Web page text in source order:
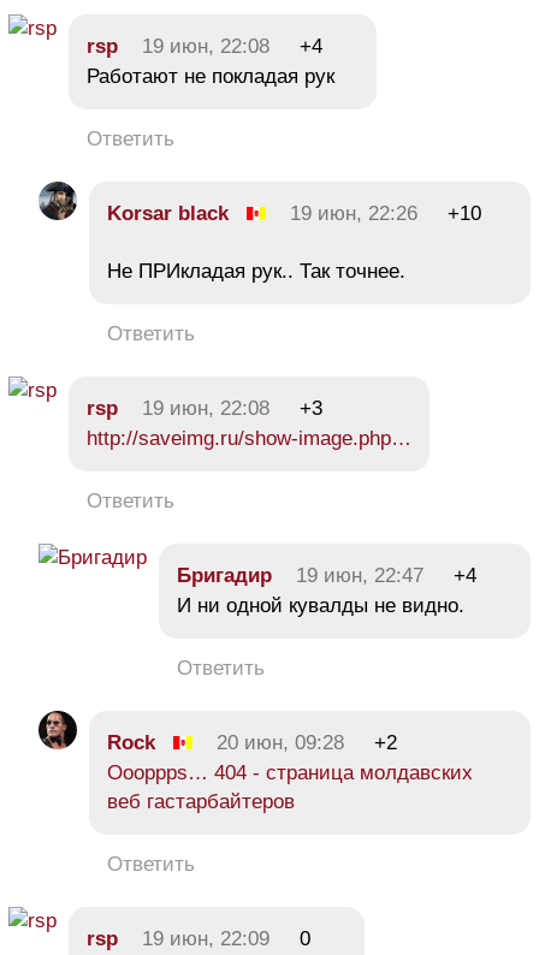
rsp 19 июн, 22:08
+4
Работают не покладая рук
Ответить
Korsar black 19 июн, 22:26 +10
Не ПРИкладая рук.. Так точнее.
Ответить
rsp 19 июн, 22:08
+3
http://saveimg.ru/show-image.php…
Ответить
Бригадир 19 июн, 22:47
+4
И ни одной кувалды не видно.
Ответить
Rock 20 июн, 09:28
+2
Oooppps… 404 - страница молдавских
веб гастарбайтеров
Ответить
rsp 19 июн, 22:09 0